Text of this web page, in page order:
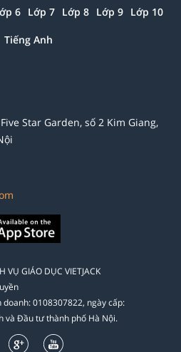
6 Lớp 7 Lớp 8 Lớp 9 Lớp 10
Tiếng Anh
Star Garden, số 2 Kim Giang,
VỤ GIÁO DỤC VIETJACK
0108307822, ngày cấp:
và Đầu tư thành phố Hà Nội.